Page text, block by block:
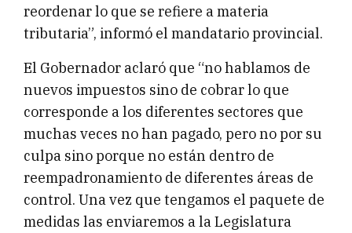
reordenar lo que se refiere a materia
tributaria”, informó el mandatario provincial.
El Gobernador aclaró que “no hablamos de
nuevos impuestos sino de cobrar lo que
corresponde a los diferentes sectores que
muchas veces no han pagado, pero no por su
culpa sino porque no están dentro de
reempadronamiento de diferentes áreas de
control. Una vez que tengamos el paquete de
medidas las enviaremos a la Legislatura